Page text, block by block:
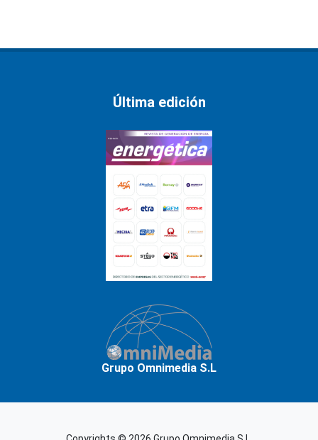
Última edición
Grupo Omnimedia S.L